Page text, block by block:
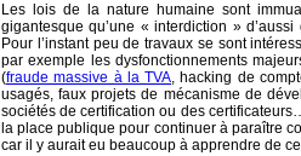
Les lois de la nature humaine sont
gigantesque qu’une « interdiction »
Pour l’instant peu de travaux se sont
par exemple les dysfonctionnements
(fraude massive à la TVA, hacking de
usagés, faux projets de mécanisme de
sociétés de certification ou des
la place publique pour continuer à paraître
car il y aurait eu beaucoup à apprendre de